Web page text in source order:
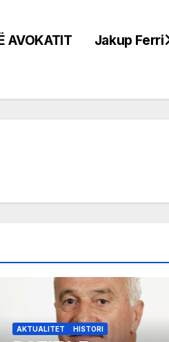
Jakup Ferri
AVOKATIT
AKTUALITET HISTORI